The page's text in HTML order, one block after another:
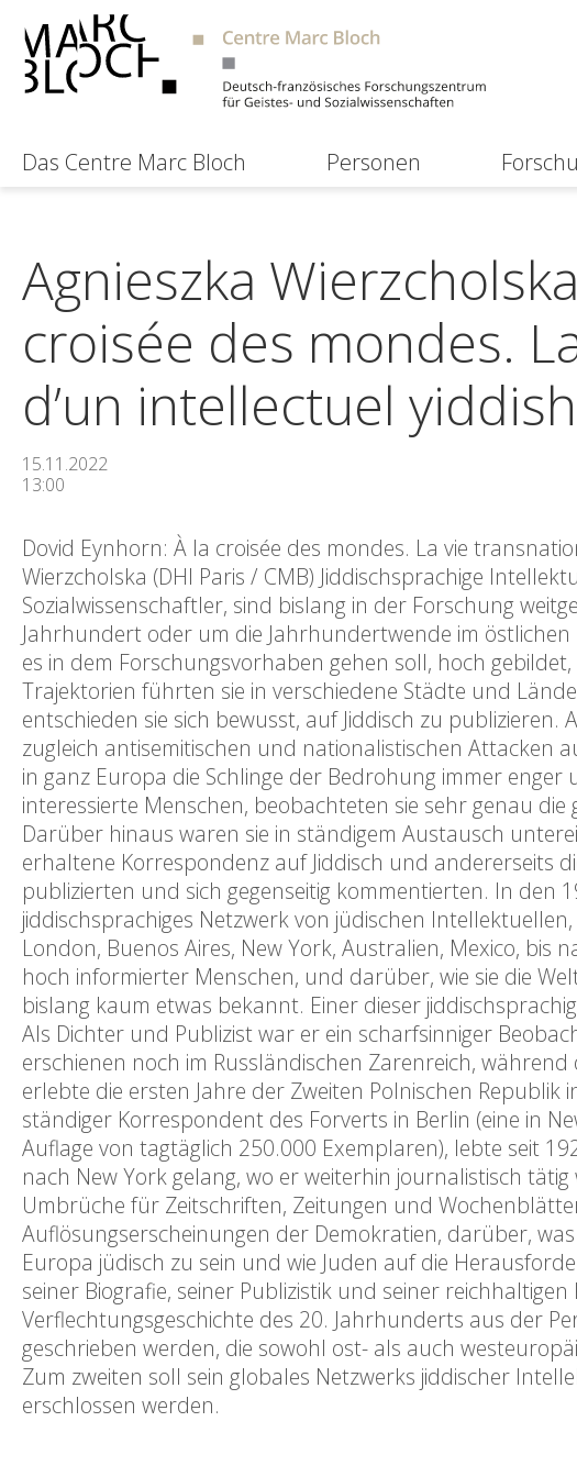
Das Centre Marc Bloch Personen
Agnieszka
croisée des mondes.
d’un intellectuel
15.11.2022
13:00
Dovid Eynhorn: À la croisée des mondes. La vie
Wierzcholska (DHI Paris / CMB) Jiddischsprachige
Sozialwissenschaftler, sind bislang in der Forschung
Jahrhundert oder um die Jahrhundertwende im
es in dem Forschungsvorhaben gehen soll, hoch
Trajektorien führten sie in verschiedene Städte und
entschieden sie sich bewusst, auf Jiddisch zu
zugleich antisemitischen und nationalistischen Attacken
in ganz Europa die Schlinge der Bedrohung immer
interessierte Menschen, beobachteten sie sehr genau
Darüber hinaus waren sie in ständigem Austausch
erhaltene Korrespondenz auf Jiddisch und andererseits
publizierten und sich gegenseitig kommentierten. In den
jiddischsprachiges Netzwerk von jüdischen
London, Buenos Aires, New York, Australien, Mexico, bis
hoch informierter Menschen, und darüber, wie sie die
bislang kaum etwas bekannt. Einer dieser
Als Dichter und Publizist war er ein scharfsinniger
erschienen noch im Russländischen Zarenreich,
erlebte die ersten Jahre der Zweiten Polnischen
ständiger Korrespondent des Forverts in Berlin (eine in
Auflage von tagtäglich 250.000 Exemplaren), lebte seit
nach New York gelang, wo er weiterhin journalistisch
Umbrüche für Zeitschriften, Zeitungen und
Auflösungserscheinungen der Demokratien, darüber,
Europa jüdisch zu sein und wie Juden auf die
seiner Biografie, seiner Publizistik und seiner
Verflechtungsgeschichte des 20. Jahrhunderts aus der
geschrieben werden, die sowohl ost- als auch
Zum zweiten soll sein globales Netzwerks jiddischer
erschlossen werden.